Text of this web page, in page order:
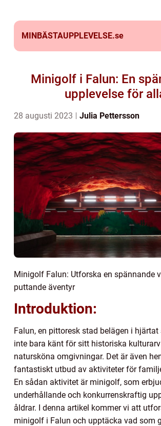
MINBÄSTAUPPLEVELSE.se
Minigolf i Falun: En
upplevelse för
28 augusti 2023 Julia Pettersson
Minigolf Falun: Utforska en spännande
puttande äventyr
Introduktion:
Falun, en pittoresk stad belägen i hjärtat
inte bara känt för sitt historiska
natursköna omgivningar. Det är även
fantastiskt utbud av aktiviteter för
En sådan aktivitet är minigolf, som
underhållande och konkurrenskraftig
åldrar. I denna artikel kommer vi att
minigolf i Falun och upptäcka vad som